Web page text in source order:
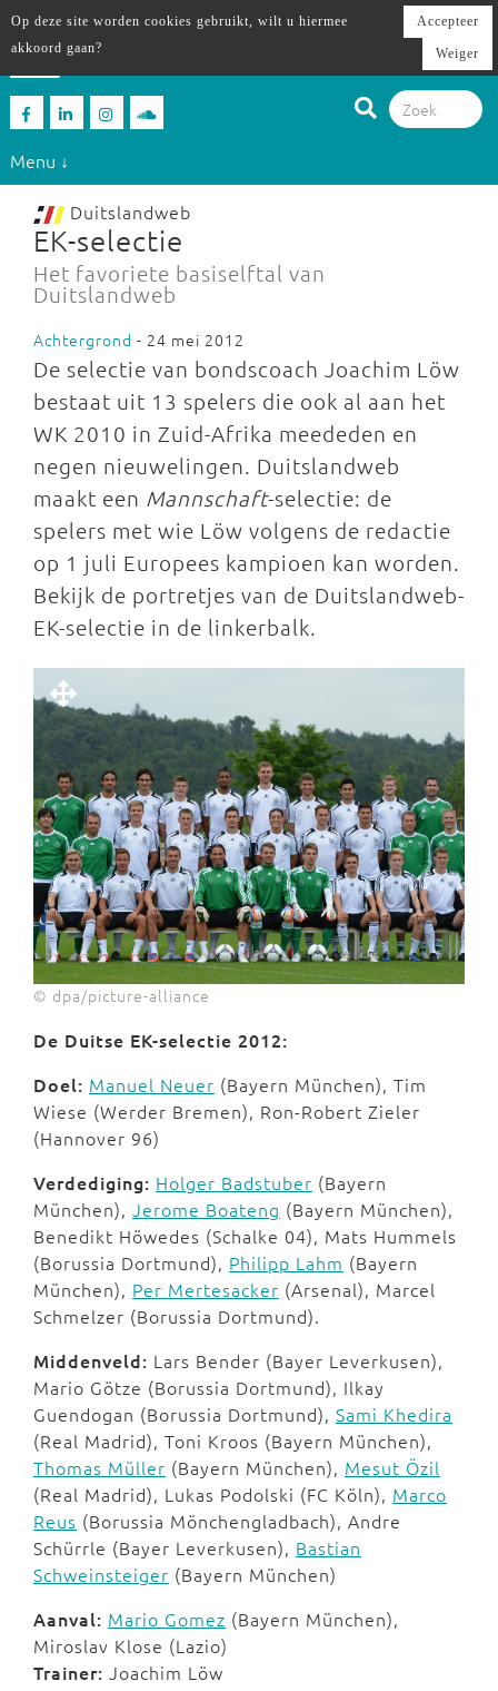
Menu ↓
Duitslandweb
EK-selectie
Het favoriete basiselftal van
Duitslandweb
Achtergrond - 24 mei 2012
De selectie van bondscoach Joachim Löw
bestaat uit 13 spelers die ook al aan het
WK 2010 in Zuid-Afrika meededen en
negen nieuwelingen. Duitslandweb
maakt een Mannschaft-selectie: de
spelers met wie Löw volgens de redactie
op 1 juli Europees kampioen kan worden.
Bekijk de portretjes van de Duitslandweb-
EK-selectie in de linkerbalk.
© dpa/picture-alliance
De Duitse EK-selectie 2012:
Doel: Manuel Neuer (Bayern München), Tim
Wiese (Werder Bremen), Ron-Robert Zieler
(Hannover 96)
Verdediging: Holger Badstuber (Bayern
München), Jerome Boateng (Bayern München),
Benedikt Höwedes (Schalke 04), Mats Hummels
(Borussia Dortmund), Philipp Lahm (Bayern
München), Per Mertesacker (Arsenal), Marcel
Schmelzer (Borussia Dortmund).
Middenveld: Lars Bender (Bayer Leverkusen),
Mario Götze (Borussia Dortmund), Ilkay
Guendogan (Borussia Dortmund), Sami Khedira
(Real Madrid), Toni Kroos (Bayern München),
Thomas Müller (Bayern München), Mesut Özil
(Real Madrid), Lukas Podolski (FC Köln), Marco
Reus (Borussia Mönchengladbach), Andre
Schürrle (Bayer Leverkusen), Bastian
Schweinsteiger (Bayern München)
Aanval: Mario Gomez (Bayern München),
Miroslav Klose (Lazio)
Trainer: Joachim Löw
Op deze site worden cookies gebruikt, wilt u hiermee
akkoord gaan?
Accepteer
Weiger